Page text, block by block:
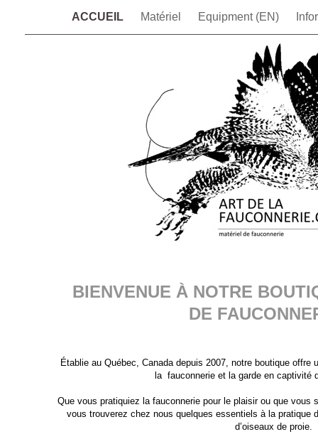
ACCUEIL Matériel Equipment (EN)
Établie au Québec, Canada depuis 2007, notre boutique offre
la fauconnerie et la garde en captivité
Que vous pratiquiez la fauconnerie pour le plaisir ou que vous
vous trouverez chez nous quelques essentiels à la pratique
d’oiseaux de proie.
BIENVENUE À NOTRE
DE